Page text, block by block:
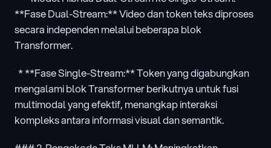
**Fase Dual-Stream:** Video dan token teks diproses
secara independen melalui beberapa blok
Transformer.
mengalami blok Transformer berikutnya untuk fusi
multimodal yang efektif, menangkap interaksi
kompleks antara informasi visual dan semantik.